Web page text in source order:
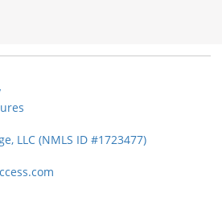
LLC (NMLS ID #1723477)